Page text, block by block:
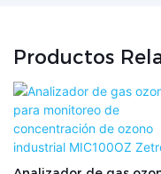
Productos